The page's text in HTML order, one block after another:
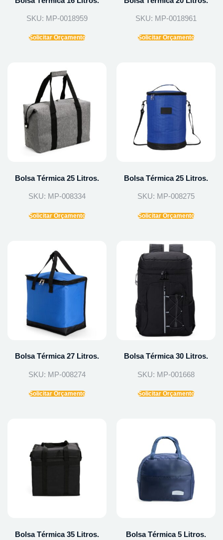
SKU: MP-0018959
Solicitar Orçamento
SKU: MP-0018961
Solicitar Orçamento
Bolsa Térmica 25 Litros.
SKU: MP-008334
Solicitar Orçamento
Bolsa Térmica 25 Litros.
SKU: MP-008275
Solicitar Orçamento
Bolsa Térmica 27 Litros.
SKU: MP-008274
Solicitar Orçamento
Bolsa Térmica 30 Litros.
SKU: MP-001668
Solicitar Orçamento
Bolsa Térmica 35 Litros. Bolsa Térmica 5 Litros.